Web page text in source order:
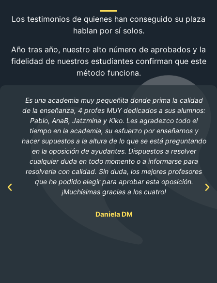
Los testimonios de quienes han conseguido su plaza
hablan por sí solos.
Año tras año, nuestro alto número de aprobados y la
fidelidad de nuestros estudiantes confirman que este
método funciona.
Es una academia muy pequeñita donde prima la calidad
de la enseñanza, 4 profes MUY dedicados a sus alumnos:
Pablo, AnaB, Jatzmina y Kiko. Les agradezco todo el
tiempo en la academia, su esfuerzo por enseñarnos y
hacer supuestos a la altura de lo que se está preguntando
en la oposición de ayudantes. Dispuestos a resolver
cualquier duda en todo momento o a informarse para
resolverla con calidad. Sin duda, los mejores profesores
que he podido elegir para aprobar esta oposición.
¡Muchísimas gracias a los cuatro!
Daniela DM